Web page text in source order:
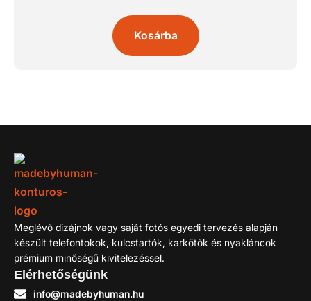
Kosárba
Meglévő dizájnok vagy saját fotós egyedi tervezés alapján
készült telefontokok, kulcstartók, karkötők és nyakláncok
prémium minőségű kivitelezéssel.
Elérhetőségünk
info@madebyhuman.hu